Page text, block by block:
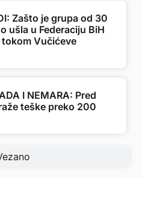
Zašto je grupa od 30
ušla u Federaciju BiH
Vučićeve
I NEMARA: Pred
teške preko 200